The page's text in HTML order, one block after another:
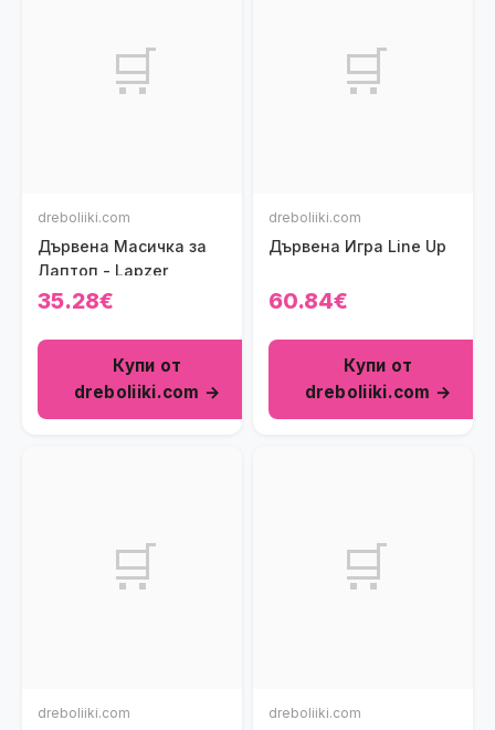
🛒
dreboliiki.com
Дървена Масичка за
Лаптоп - Lapzer
35.28€
Купи от
dreboliiki.com →
🛒
dreboliiki.com
Дървена Игра Line Up
60.84€
Купи от
dreboliiki.com →
🛒
dreboliiki.com
🛒
dreboliiki.com